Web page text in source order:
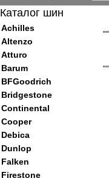
Каталог шин
Achilles
Altenzo
Atturo
Barum
BFGoodrich
Bridgestone
Continental
Cooper
Debica
Dunlop
Falken
Firestone
""
""